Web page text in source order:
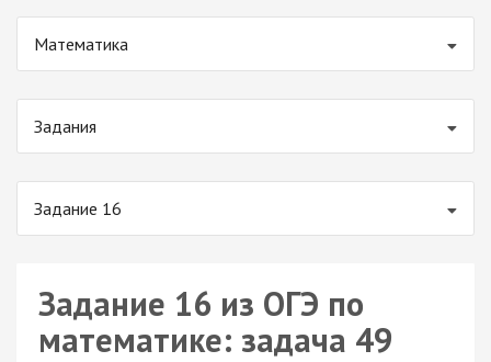
Математика
Задания
Задание 16
Задание 16 из ОГЭ по
математике: задача 49